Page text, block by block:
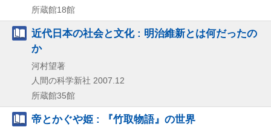
所蔵館18館
近代日本の社会と文化 : 明治維新とは何だったの
か
河村望著
人間の科学新社 2007.12
所蔵館35館
帝とかぐや姫 : 『竹取物語』の世界